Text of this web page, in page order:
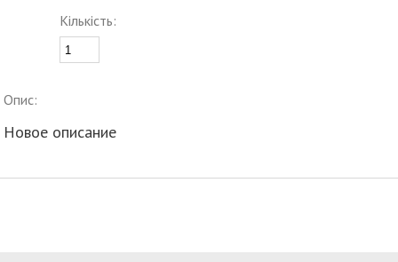
Кількість:
Опис:
Новое описание